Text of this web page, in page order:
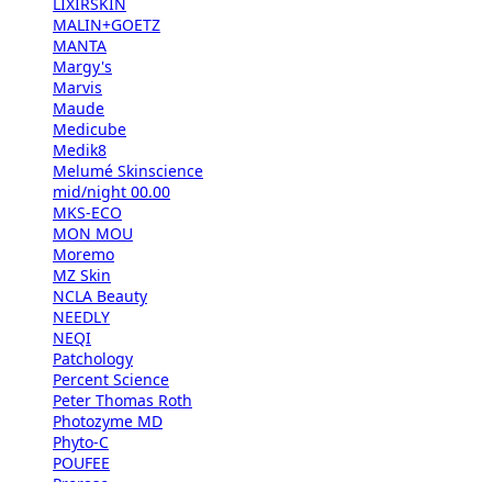
MALIN+GOETZ
MANTA
Margy's
Marvis
Maude
Medicube
Medik8
Melumé Skinscience
mid/night 00.00
MKS-ECO
MON MOU
Moremo
MZ Skin
NCLA Beauty
NEEDLY
NEQI
Patchology
Percent Science
Peter Thomas Roth
Photozyme MD
Phyto-C
POUFEE